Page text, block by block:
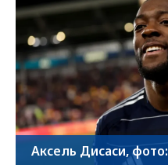
Аксель Дисаси,